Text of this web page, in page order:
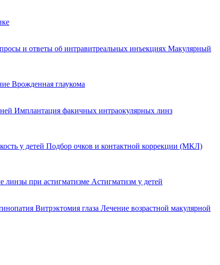
и ответы об интравитреальных инъекциях Макулярный
Врожденная глаукома
Имплантация факичных интраокулярных линз
у детей Подбор очков и контактной коррекции (МКЛ)
линзы при астигматизме Астигматизм у детей
Витрэктомия глаза Лечение возрастной макулярной